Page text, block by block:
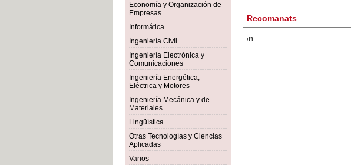
Economía y Organización de
Empresas
Informática
Ingeniería Civil
Ingeniería Electrónica y
Comunicaciones
Ingeniería Energética,
Eléctrica y Motores
Ingeniería Mecánica y de
Materiales
Lingüística
Otras Tecnologías y Ciencias
Aplicadas
Varios
Recomanats
Botánica Agroalimentaria